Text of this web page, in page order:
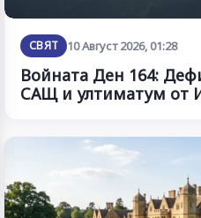
СВЯТ 10 Август 2026, 01:28
Войната Ден 164:
САЩ и ултиматум от